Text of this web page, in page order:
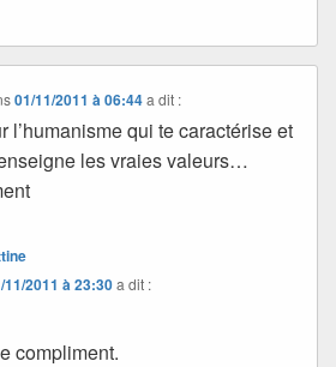
01/11/2011 à 06:44 a dit :
l’humanisme qui te caractérise et
les vraies valeurs…
11/2011 à 23:30a dit :
compliment.